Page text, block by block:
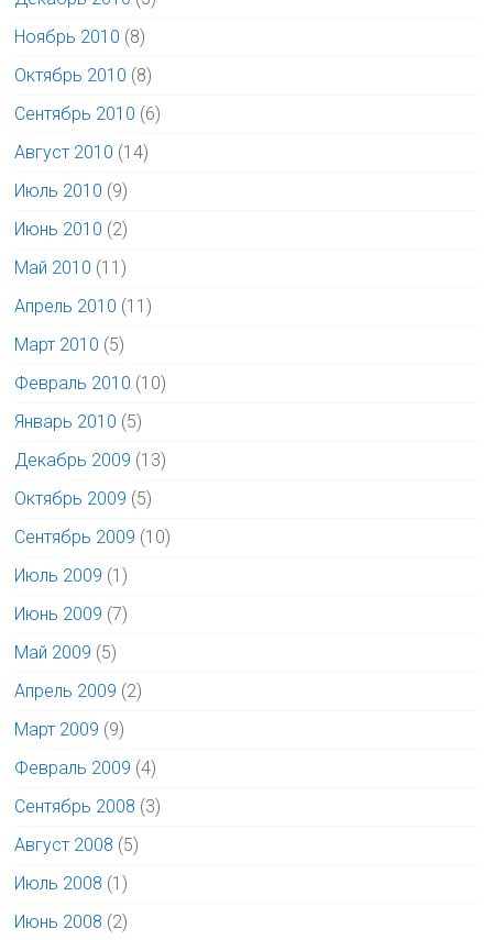
Ноябрь 2010 (8)
Октябрь 2010 (8)
Сентябрь 2010 (6)
Август 2010 (14)
Июль 2010 (9)
Июнь 2010 (2)
Май 2010 (11)
Апрель 2010 (11)
Март 2010 (5)
Февраль 2010 (10)
Январь 2010 (5)
Декабрь 2009 (13)
Октябрь 2009 (5)
Сентябрь 2009 (10)
Июль 2009 (1)
Июнь 2009 (7)
Май 2009 (5)
Апрель 2009 (2)
Март 2009 (9)
Февраль 2009 (4)
Сентябрь 2008 (3)
Август 2008 (5)
Июль 2008 (1)
Июнь 2008 (2)